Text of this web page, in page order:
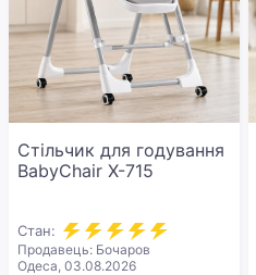
Стільчик для годування
BabyChair X-715
Стан:
Продавець: Бочаров
Одеса, 03.08.2026